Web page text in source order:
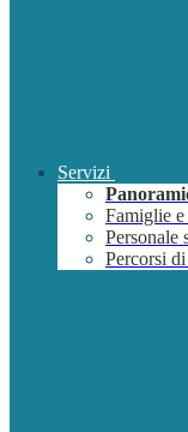
Servizi
Famiglie e
Personale
Percorsi